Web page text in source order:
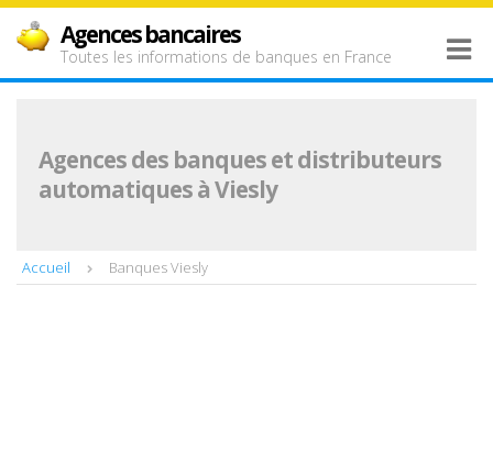
Agences bancaires
Toutes les informations de banques en France
Agences des banques et distributeurs
automatiques à Viesly
Accueil Banques Viesly